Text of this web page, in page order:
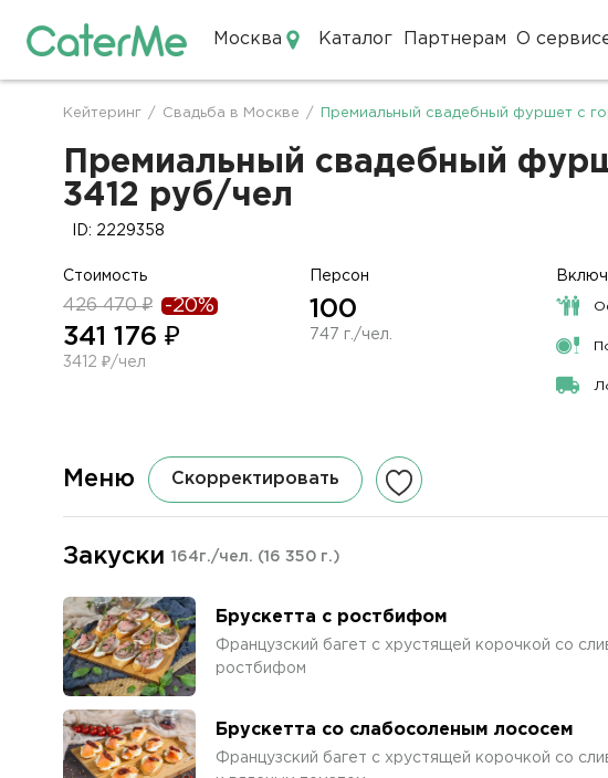
Москва Каталог Партнерам О
Строка
навигации
Кейтеринг / Свадьба в Москве / Премиальный свадебный фуршет с
Премиальный свадебный
3412 руб/чел
ID: 2229358
Стоимость
426 470 ₽ -20%
341 176 ₽
3412 ₽/чел
Персон
100
747 г./чел.
Меню Скорректировать
Закуски 164г./чел. (16 350 г.)
Брускетта с ростбифом
Французский багет с хрустящей корочкой со
ростбифом
Брускетта со слабосоленым лососем
Французский багет с хрустящей корочкой со